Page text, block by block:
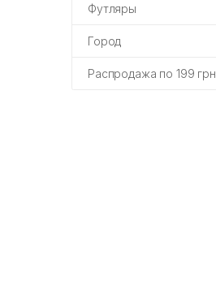
Футляры
Город
Распродажа по 199 грн